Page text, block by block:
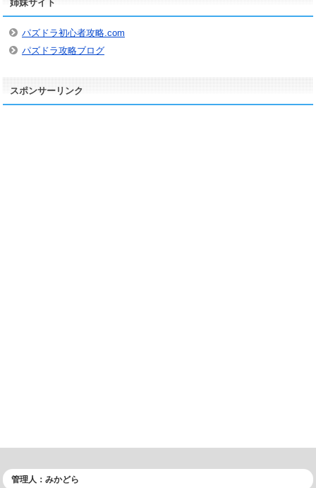
イ
ブ
姉妹サイト
パズドラ初心者攻略.com
パズドラ攻略ブログ
スポンサーリンク
管理人：みかどら